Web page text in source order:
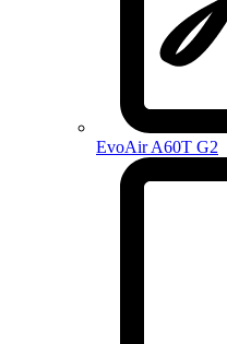
EvoAir A60T G2